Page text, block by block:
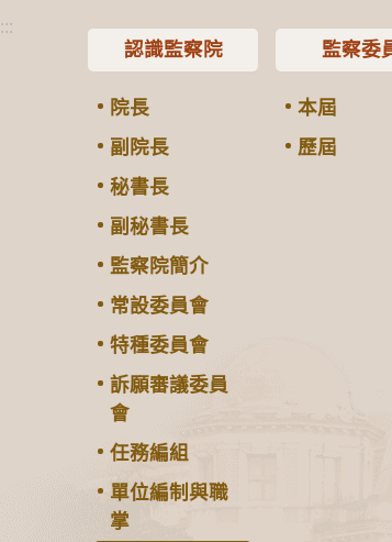
:::
認識監察院
院長
副院長
秘書長
副秘書長
監察院簡介
常設委員會
特種委員會
訴願審議委員
會
任務編組
單位編制與職
掌
監察委
本屆
歷屆